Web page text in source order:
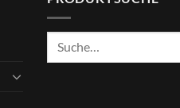
Suche